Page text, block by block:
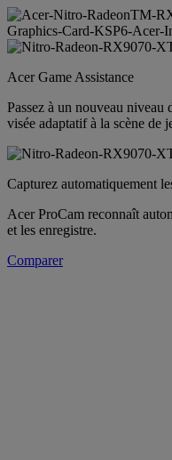
Acer Game Assistance
Passez à un nouveau niveau
visée adaptatif à la scène de
Capturez automatiquement
Acer ProCam reconnaît
et les enregistre.
Comparer